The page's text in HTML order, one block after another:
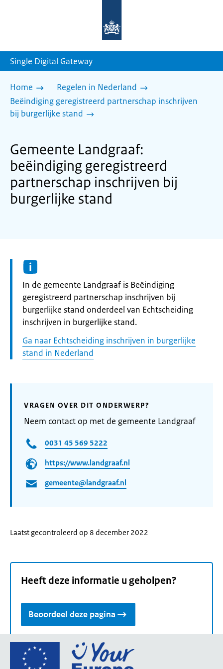
homepage
Single Digital Gateway
Home
Regelen in Nederland
Beëindiging geregistreerd partnerschap inschrijven
bij burgerlijke stand
Gemeente Landgraaf:
beëindiging geregistreerd
partnerschap inschrijven bij
burgerlijke stand
Informatie:
In de gemeente Landgraaf is Beëindiging
geregistreerd partnerschap inschrijven bij
burgerlijke stand onderdeel van Echtscheiding
inschrijven in burgerlijke stand.
Ga naar Echtscheiding inschrijven in burgerlijke
stand in Nederland
VRAGEN OVER DIT ONDERWERP?
Neem contact op met de gemeente Landgraaf
0031 45 569 5222
https://www.landgraaf.nl
gemeente@landgraaf.nl
Laatst gecontroleerd op 8 december 2022
Heeft deze informatie u geholpen?
Beoordeel deze pagina
Ga